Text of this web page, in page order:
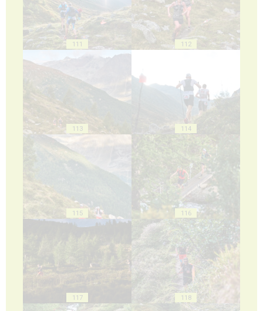
111 112
113 114
115 116
117 118